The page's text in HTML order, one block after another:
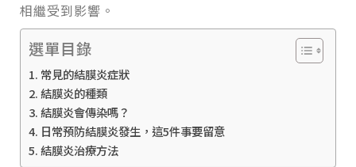
相繼受到影響。
選單目錄
常見的結膜炎症狀
結膜炎的種類
結膜炎會傳染嗎？
日常預防結膜炎發生，這5件事要留意
結膜炎治療方法